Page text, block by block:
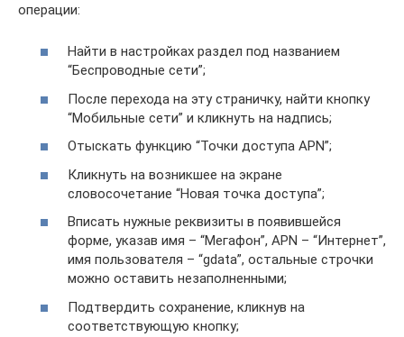
операции:
Найти в настройках раздел под названием
“Беспроводные сети”;
После перехода на эту страничку, найти кнопку
“Мобильные сети” и кликнуть на надпись;
Отыскать функцию “Точки доступа APN”;
Кликнуть на возникшее на экране
словосочетание “Новая точка доступа”;
Вписать нужные реквизиты в появившейся
форме, указав имя – “Мегафон”, APN – “Интернет”,
имя пользователя – “gdata”, остальные строчки
можно оставить незаполненными;
Подтвердить сохранение, кликнув на
соответствующую кнопку;